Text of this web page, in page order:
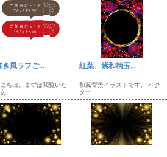
き風ラフご...
ちは。まずは閲覧いた
...
紅葉、紫和柄玉...
和風背景イラストです。 ベク
ター...